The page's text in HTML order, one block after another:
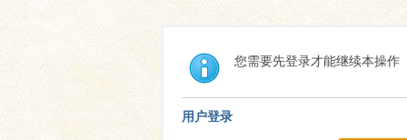
您需要先登录才能继续本操作
用户登录